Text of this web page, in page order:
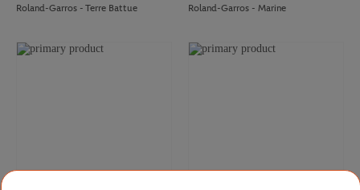
Roland-Garros - Terre Battue
Roland-Garros - Marine